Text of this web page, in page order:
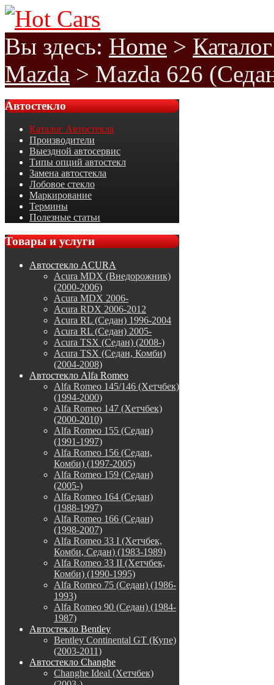
Вы здесь: Home >
Mazda > Mazda 626
Автостекло
Каталог Автостекла
Производители
Выездной автосервис
Типы опций автостекл
Замена автостекла
Лобовое стекло
Маркирование
Термины
Полезные статьи
Товарыи услуги
Автостекло ACURA
Acura MDX (Внедорожник)
(2000-2006)
Acura MDX 2006-
Acura RDX 2006-2012
Acura RL (Седан) 1996-2004
Acura RL (Седан) 2005-
Acura TSX (Седан) (2008-)
Acura TSX (Седан, Комби)
(2004-2008)
Автостекло Alfa Romeo
Alfa Romeo 145/146 (Хетчбек)
(1994-2000)
Alfa Romeo 147 (Хетчбек)
(2000-2010)
Alfa Romeo 155 (Седан)
(1991-1997)
Alfa Romeo 156 (Седан,
Комби) (1997-2005)
Alfa Romeo 159 (Седан)
(2005-)
Alfa Romeo 164 (Седан)
(1988-1997)
Alfa Romeo 166 (Седан)
(1998-2007)
Alfa Romeo 33 I (Хетчбек,
Комби, Седан) (1983-1989)
Alfa Romeo 33 II (Хетчбек,
Комби) (1990-1995)
Alfa Romeo 75 (Седан) (1986-
1993)
Alfa Romeo 90 (Седан) (1984-
1987)
Автостекло Bentley
Bentley Continental GT (Купе)
(2003-2011)
Автостекло Changhe
Changhe Ideal (Хетчбек)